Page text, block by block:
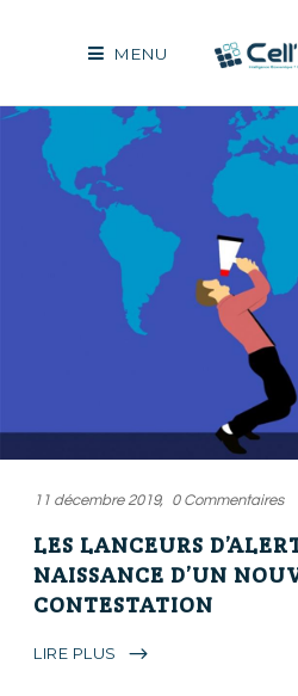
MENU
11 décembre 2019 0 Commentaires
LES LANCEURS
NAISSANCE D’UN
CONTESTATION
LIRE PLUS